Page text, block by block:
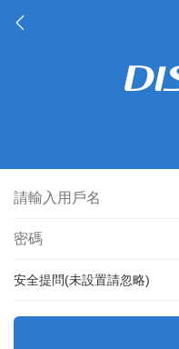
安全提問(未設置請忽略)